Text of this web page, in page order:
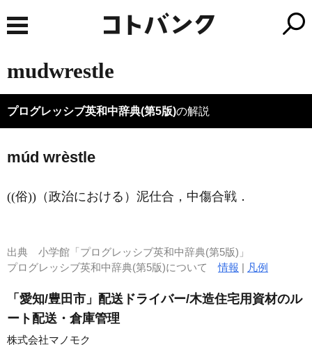
mudwrestle
プログレッシブ英和中辞典(第5版)の解説
múd wrèstle
((俗))（政治における）泥仕合，中傷合戦 ．
出典 小学館「プログレッシブ英和中辞典(第5版)」
プログレッシブ英和中辞典(第5版)について情報 | 凡例
「愛知/豊田市」配送ドライバー/木造住宅用資材のル
ート配送・倉庫管理
株式会社マノモク